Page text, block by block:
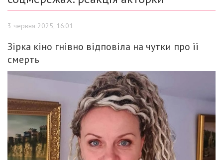
3 червня 2025, 16:01
Зірка кіно гнівно відповіла на чутки про її
смерть